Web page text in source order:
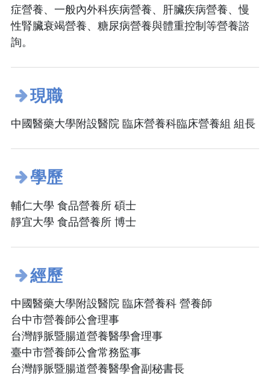
症營養、一般內外科疾病營養、肝臟疾病營養、慢
性腎臟衰竭營養、糖尿病營養與體重控制等營養諮
詢。
現職
中國醫藥大學附設醫院 臨床營養科臨床營養組 組長
學歷
輔仁大學 食品營養所 碩士
靜宜大學 食品營養所 博士
經歷
中國醫藥大學附設醫院 臨床營養科 營養師
台中市營養師公會理事
台灣靜脈暨腸道營養醫學會理事
臺中市營養師公會常務監事
台灣靜脈暨腸道營養醫學會副秘書長